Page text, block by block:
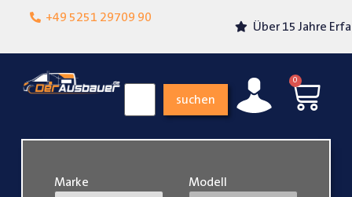
+49 5251 29709 90
Lokalgeschäft in
Über 15 Jahre Erfahrung
suchen
0
Marke Modell